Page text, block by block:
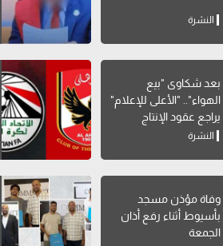
النشرة
بعد شكاوى "بيع
الهواء".. "الأعلى للإعلام"
يراجع عقود الإنتاج
المشترك بالقنوات
النشرة
وفاة مؤذن مسجد
بأسيوط أثناء رفع أذان
الجمعة